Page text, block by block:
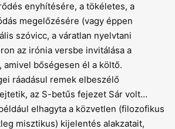
enyhítésére, a tökéletes, a
megelőzésére (vagy éppen
szóvicc, a váratlan nyelvtani
az irónia versbe invitálása a
amivel bőségesen él a költő.
ráadásul remek elbeszélő
az S-betűs fejezet Sár volt…
elhagyta a közvetlen (filozofikus
misztikus) kijelentés alakzatait,